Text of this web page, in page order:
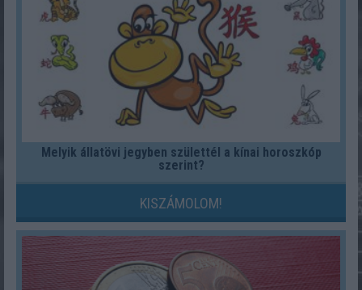
Melyik állatövi jegyben születtél a kínai horoszkóp
szerint?
KISZÁMOLOM!